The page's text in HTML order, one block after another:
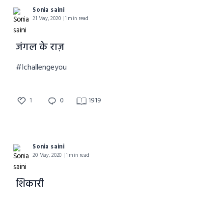
Sonia saini
21 May, 2020 | 1 min read
जंगल के राज़
#Ichallengeyou
1 0 1919
Sonia saini
20 May, 2020 | 1 min read
शिकारी